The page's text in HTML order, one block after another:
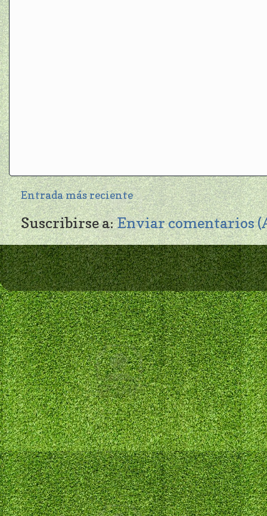
Entrada más reciente
Suscribirse a:Enviar comentarios